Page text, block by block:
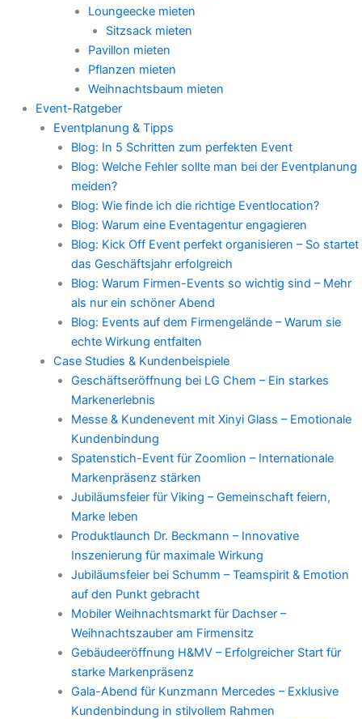
Loungeecke mieten
Sitzsack mieten
Pavillon mieten
Pflanzen mieten
Weihnachtsbaum mieten
Event-Ratgeber
Eventplanung & Tipps
Blog: In 5 Schritten zum perfekten Event
Blog: Welche Fehler sollte man bei der Eventplanung
meiden?
Blog: Wie finde ich die richtige Eventlocation?
Blog: Warum eine Eventagentur engagieren
Blog: Kick Off Event perfekt organisieren – So startet
das Geschäftsjahr erfolgreich
Blog: Warum Firmen-Events so wichtig sind – Mehr
als nur ein schöner Abend
Blog: Events auf dem Firmengelände – Warum sie
echte Wirkung entfalten
Case Studies & Kundenbeispiele
Geschäftseröffnung bei LG Chem – Ein starkes
Markenerlebnis
Messe & Kundenevent mit Xinyi Glass – Emotionale
Kundenbindung
Spatenstich-Event für Zoomlion – Internationale
Markenpräsenz stärken
Jubiläumsfeier für Viking – Gemeinschaft feiern,
Marke leben
Produktlaunch Dr. Beckmann – Innovative
Inszenierung für maximale Wirkung
Jubiläumsfeier bei Schumm – Teamspirit & Emotion
auf den Punkt gebracht
Mobiler Weihnachtsmarkt für Dachser –
Weihnachtszauber am Firmensitz
Gebäudeeröffnung H&MV – Erfolgreicher Start für
starke Markenpräsenz
Gala-Abend für Kunzmann Mercedes – Exklusive
Kundenbindung in stilvollem Rahmen